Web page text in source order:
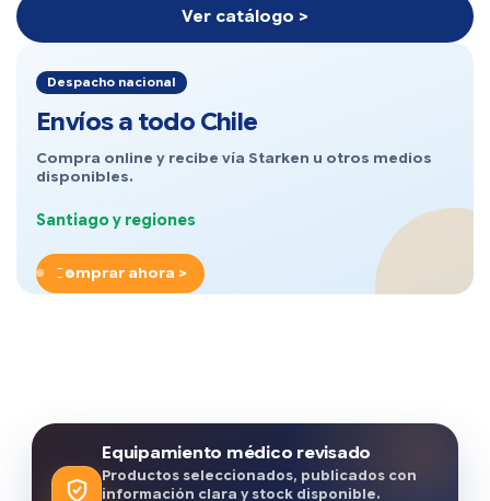
Ver catálogo >
Despacho nacional
Envíos a todo Chile
Compra online y recibe vía Starken u otros medios
disponibles.
Santiago y regiones
Comprar ahora >
Equipamiento médico revisado
Productos seleccionados, publicados con
información clara y stock disponible.